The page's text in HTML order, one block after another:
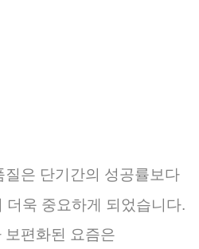
질은 단기간의 성공률보다
더욱 중요하게 되었습니다.
보편화된
요즘은